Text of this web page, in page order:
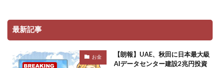
最新記事
お金
【朗報】UAE、秋田に日本最大級
AIデータセンター建設2兆円投資